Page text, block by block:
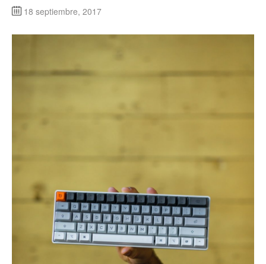
18 septiembre, 2017